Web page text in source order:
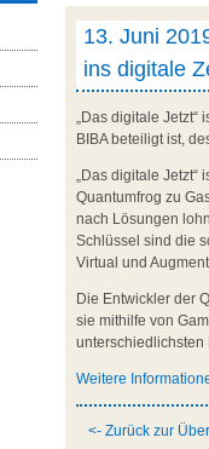
13. Juni
ins digitale
„Das digitale
BIBA beteiligt ist,
„Das digitale
Quantumfrog zu
nach Lösungen
Schlüssel sind die
Virtual und
Die Entwickler der
sie mithilfe von
unterschiedlichsten
Weitere
<- Zurück zur